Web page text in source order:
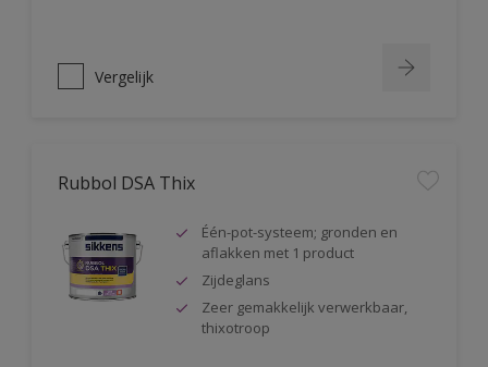
Vergelijk
Rubbol DSA Thix
Één-pot-systeem; gronden en
aflakken met 1 product
Zijdeglans
Zeer gemakkelijk verwerkbaar,
thixotroop